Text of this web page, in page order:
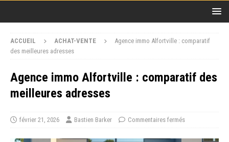
ACCUEIL ACHAT-VENTE
Agence immo Alfortville : comparatif
des meilleures adresses
Agence immo Alfortville : comparatif des
meilleures adresses
février 21, 2026 Bastien Barker Commentaires fermés